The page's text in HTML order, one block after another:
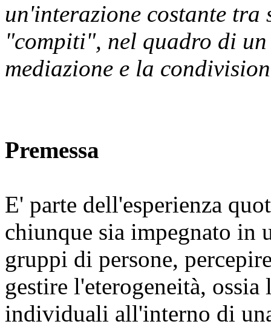
un'interazione costante
"compiti", nel quadro di
mediazione e la
Premessa
E' parte dell'esperienza
chiunque sia impegnato in
gruppi di persone,
gestire l'eterogeneità,
individuali all'interno di